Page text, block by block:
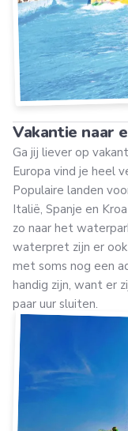
Vakantie naar
Ga jij liever op
Europa vind je heel
Populaire landen
Italië, Spanje en
zo naar het
waterpret zijn er ook
met soms nog een
handig zijn, want er
paar uur sluiten.